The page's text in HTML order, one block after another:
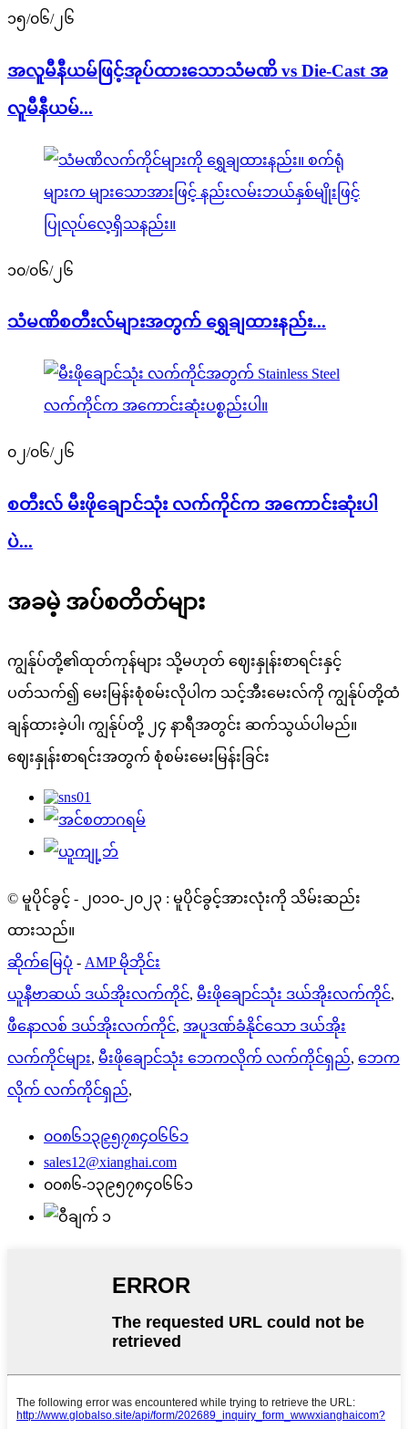
၁၅/၀၆/၂၆
အလူမီနီယမ်ဖြင့်အုပ်ထားသောသံမဏိ vs Die-Cast အ
လူမီနီယမ်...
၁၀/၀၆/၂၆
သံမဏိစတီးလ်များအတွက် ရွှေချထားနည်း...
၀၂/၀၆/၂၆
စတီးလ် မီးဖိုချောင်သုံး လက်ကိုင်က အကောင်းဆုံးပါ
ပဲ...
အခမဲ့ အပ်စတိတ်များ
ကျွန်ုပ်တို့၏ထုတ်ကုန်များ သို့မဟုတ် ဈေးနှုန်းစာရင်းနှင့်
ပတ်သက်၍ မေးမြန်းစုံစမ်းလိုပါက သင့်အီးမေးလ်ကို ကျွန်ုပ်တို့ထံ
ချန်ထားခဲ့ပါ၊ ကျွန်ုပ်တို့ ၂၄ နာရီအတွင်း ဆက်သွယ်ပါမည်။
ဈေးနှုန်းစာရင်းအတွက် စုံစမ်းမေးမြန်းခြင်း
© မူပိုင်ခွင့် - ၂၀၁၀-၂၀၂၃ : မူပိုင်ခွင့်အားလုံးကို သိမ်းဆည်း
ထားသည်။
ဆိုက်မြေပုံ - AMP မိုဘိုင်း
ယူနီဗာဆယ် ဒယ်အိုးလက်ကိုင်, မီးဖိုချောင်သုံး ဒယ်အိုးလက်ကိုင်,
ဖီနောလစ် ဒယ်အိုးလက်ကိုင်, အပူဒဏ်ခံနိုင်သော ဒယ်အိုး
လက်ကိုင်များ, မီးဖိုချောင်သုံး ဘေကလိုက် လက်ကိုင်ရှည်, ဘေက
လိုက် လက်ကိုင်ရှည်,
၀၀၈၆၁၃၉၅၇၈၄၀၆၆၁
sales12@xianghai.com
၀၀၈၆-၁၃၉၅၇၈၄၀၆၆၁